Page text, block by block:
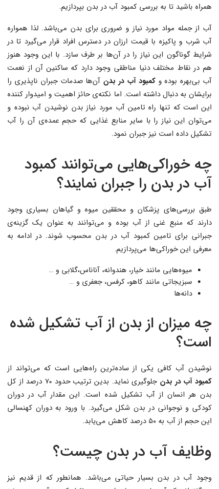
همراه باشید تا به بررسی کمبود آب در بدن بپردازیم.
آب از جمله مواد مورد نیاز و ضروری برای بدن می‌باشد. لذا همواره
آب شرب و پاکیزه با قیمت ارزان در دسترس افراد قرار می‌گیرد تا در
شرایط گوناگون این نیاز را در آن‌ها بر طرف سازد. با این وجود هنوز
هم در نقاط مختلف دنیا مناطقی وجود دارد که ساکنین آن از نعمت
آب بی‌بهره بوده وکمبود آب در بدن آن‌ها صدمات جبران ناپذیری را
برایشان به دنبال داشته است. اما نکته‌ی حائز اهمیت و امیدوار کننده
این است که تنها راه تامین آب مورد نیاز بدن نوشیدن آب نبوده و
می‌توان این نیاز را با سایر منابع غذایی که حجم عمده‌ی آن را آب
تشکیل داده است نیز جبران نمود.
چه خوراکی‌هایی می‌توانند کمبود
آب در بدن را جبران نمایند؟
طبق بررسی‌های پزشکان و محققین میوه و گیاهان بسیاری وجود
دارند که منبع غنی از آب بوده و می‌توانند به عنوان یک گزینه‌ی
جبرانی برای تامین کمبود آب در بدن محسوب شوند. در ادامه به
معرفی این خوراکی‌ها می‌پردازیم.
میوه‌هایی مانند خیار، هندوانه، آناناس،گلابی و …
سبزیجاتی مانند کاهو، کرفس، جعفری و …
دانه‌ها
چه میزان از بدن از آب تشکیل شده
است؟
نوشیدن آب کافی یکی از ساده‌ترین راه‌هایی است که می‌تواند از
کمبود آب در بدن
جلوگیری نماید. بدین ترتیب حدود ۷۰ درصد از کل
بدن هر انسان از آب تشکیل شده است. این مقدار آب در دوران
کودکی و نوجوانی در بدن شکل می‌گیرد. با ورود به دوران کهنسالی
این حجم از آب به ۵۰ درصد کاهش می‌یابد.
وظایف آب در بدن چیست؟
وجود آب در بدن بسیار حیاتی می‌باشد. همانطور که از قدیم نیز